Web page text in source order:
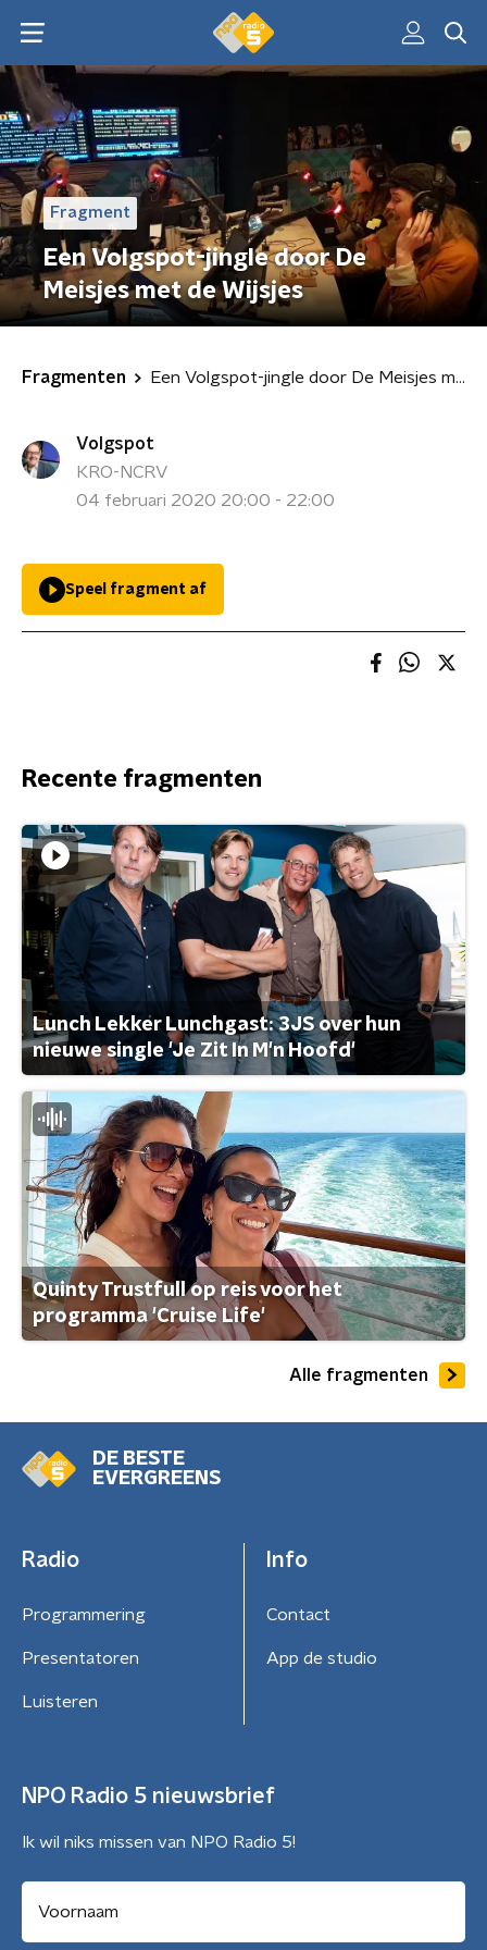
Fragment
Een Volgspot-jingle door De
Meisjes met de Wijsjes
Fragmenten Een Volgspot-jingle door De Meisjes met de Wijsjes
Volgspot
KRO-NCRV
04 februari 2020 20:00 - 22:00
Speel fragment af
Recente fragmenten
Lunch Lekker Lunchgast: 3JS over hun
nieuwe single 'Je Zit In M'n Hoofd'
Quinty Trustfull op reis voor het
programma 'Cruise Life'
Alle fragmenten
DE BESTE
EVERGREENS
Radio
Programmering
Presentatoren
Luisteren
Info
Contact
App de studio
NPO Radio 5 nieuwsbrief
Ik wil niks missen van NPO Radio 5!